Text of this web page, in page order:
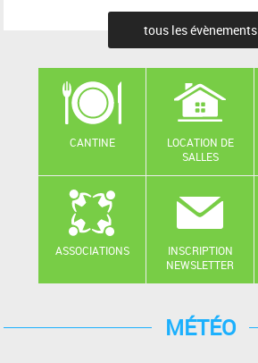
tous les évènements
CANTINE
LOCATION DE
SALLES
ASSOCIATIONS
INSCRIPTION
NEWSLETTER
MÉTÉO